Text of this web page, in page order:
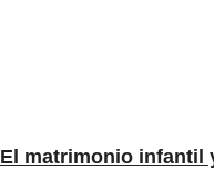
El matrimonio infantil